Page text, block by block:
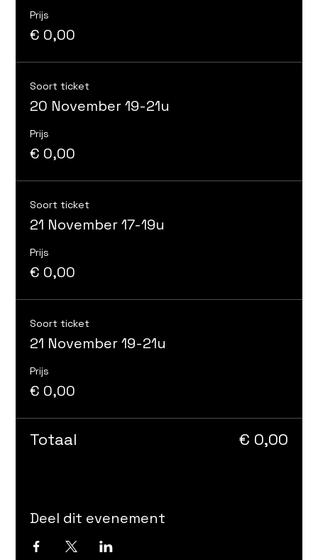
Prijs
€ 0,00
Soort ticket
20 November 19-21u
Prijs
€ 0,00
Soort ticket
21 November 17-19u
Prijs
€ 0,00
Soort ticket
21 November 19-21u
Prijs
€ 0,00
Totaal € 0,00
Deel dit evenement